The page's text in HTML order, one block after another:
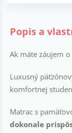
Popis a
Ak máte záujem
Luxusný
komfortnej
Matrac s
dokonale